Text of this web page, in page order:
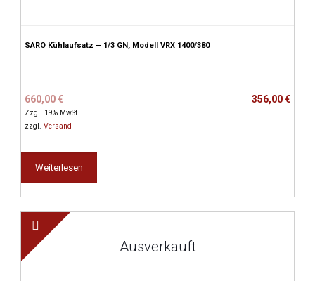
SARO Kühlaufsatz – 1/3 GN, Modell VRX 1400/380
660,00€Ursprünglicher
Preis
war:
356,00€
Aktueller
Preis
ist:
Zzgl. 19% MwSt.
zzgl.Versand
Weiterlesen
Ausverkauft